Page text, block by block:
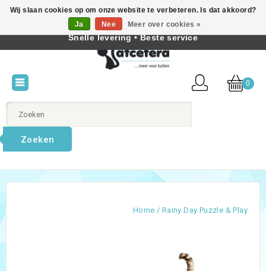
Nederlands
0
Zoeken
Home / Rainy Day Puzzle & Play
Wij slaan cookies op om onze website te verbeteren. Is dat akkoord?
Ja
Nee Meer over cookies »
Beste producten voor katten • Kennis van kattengedrag •
Snelle levering • Beste service